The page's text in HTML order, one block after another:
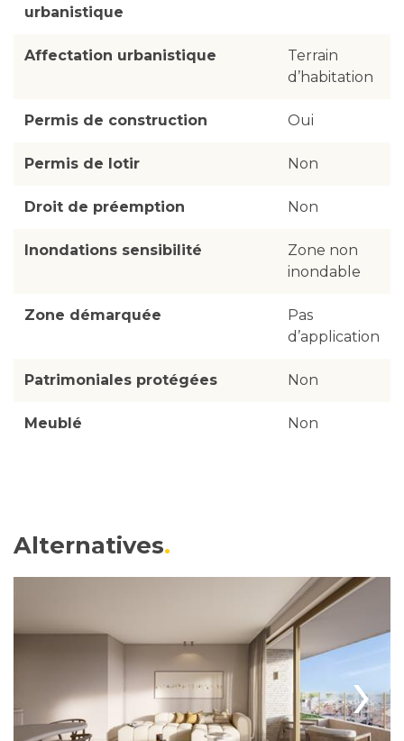
urbanistique
Affectation urbanistique
Terrain
d’habitation
Permis de construction Oui
Permis de lotir Non
Droit de préemption Non
Inondations sensibilité
Zone non
inondable
Zone démarquée
Pas
d’application
Patrimoniales protégées Non
Meublé Non
Alternatives
›